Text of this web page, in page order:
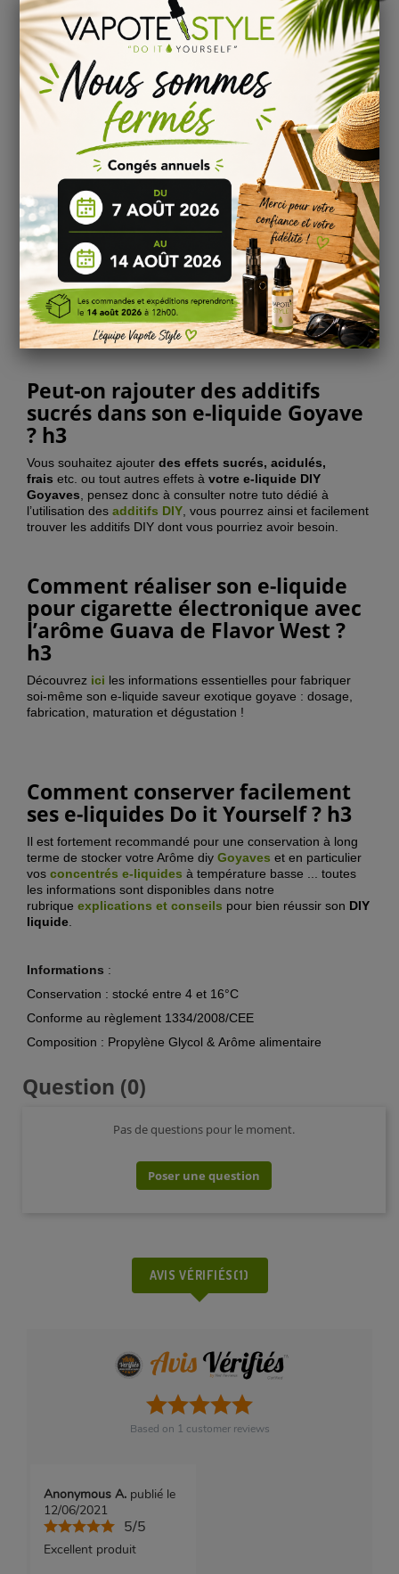
jours!
Nous vous conseillons de laisser reposer votre liquide DIY
Guava pour profiter pleinement
des saveurs de chaque
arôme.Pour en savoir plus, consulter notre page sur
lamaturation d’un e-liquide DIY !
Dosage de l’arôme Guava selon
votre base PG/VG : h3
Base 70/30 : 13
%
Base 50/50 :
15 %
Base 30/70 :17 %
Base 100% VG :
20 %
Avec notrecalculateur arôme DIY, vous obtiendrez en toute
simplicité le volume de base, de nicotine et d’arôme
concentré pour la fabrication de votre e-liquide DIY.
Peut-on rajouter des additifs
sucrés dans son e-liquide Goyave
? h3
Vous souhaitez ajouter des effets sucrés, acidulés,
frais etc. ou tout autres effets à votre e-liquide DIY
Goyaves, pensez donc à consulter notre tuto dédié à
l’utilisation des additifs DIY, vous pourrez ainsi et facilement
trouver les additifs DIY dont vous pourriez avoir besoin.
Comment réaliser son e-liquide
pour cigarette électronique avec
l’arôme Guava de Flavor West ?
h3
Découvrez ici les informations essentielles pour fabriquer
soi-même son e-liquide saveur exotique goyave : dosage,
fabrication, maturation et dégustation !
Comment conserver facilement
ses e-liquides Do it Yourself ? h3
Il est fortement recommandé pour une conservation à long
terme de stocker votre Arôme diy Goyaves et en particulier
vos concentrés e-liquides à température basse ... toutes
les informations sont disponibles dans notre
rubrique explications et conseils pour bien réussir son DIY
liquide.
Informations :
Conservation : stocké entre 4 et 16°C
Conforme au règlement 1334/2008/CEE
Composition : Propylène Glycol & Arôme alimentaire
Question (0)
Pas de questions pour le moment.
Poser une question
AVIS VÉRIFIÉS(1)
Based on 1 customer reviews
Anonymous A. publié le
12/06/2021
5/5
Excellent produit